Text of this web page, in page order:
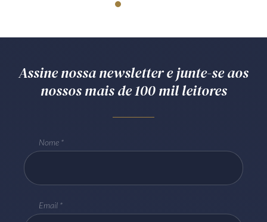
Assine nossa newsletter e junte-se aos
nossos mais de 100 mil leitores
Nome
Email